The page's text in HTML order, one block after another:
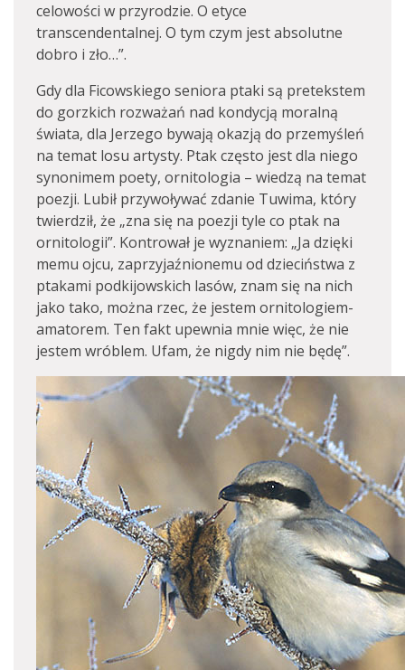
celowości w przyrodzie. O etyce
transcendentalnej. O tym czym jest absolutne
dobro i zło…”.
Gdy dla Ficowskiego seniora ptaki są pretekstem
do gorzkich rozważań nad kondycją moralną
świata, dla Jerzego bywają okazją do przemyśleń
na temat losu artysty. Ptak często jest dla niego
synonimem poety, ornitologia – wiedzą na temat
poezji. Lubił przywoływać zdanie Tuwima, który
twierdził, że „zna się na poezji tyle co ptak na
ornitologii”. Kontrował je wyznaniem: „Ja dzięki
memu ojcu, zaprzyjaźnionemu od dzieciństwa z
ptakami podkijowskich lasów, znam się na nich
jako tako, można rzec, że jestem ornitologiem-
amatorem. Ten fakt upewnia mnie więc, że nie
jestem wróblem. Ufam, że nigdy nim nie będę”.